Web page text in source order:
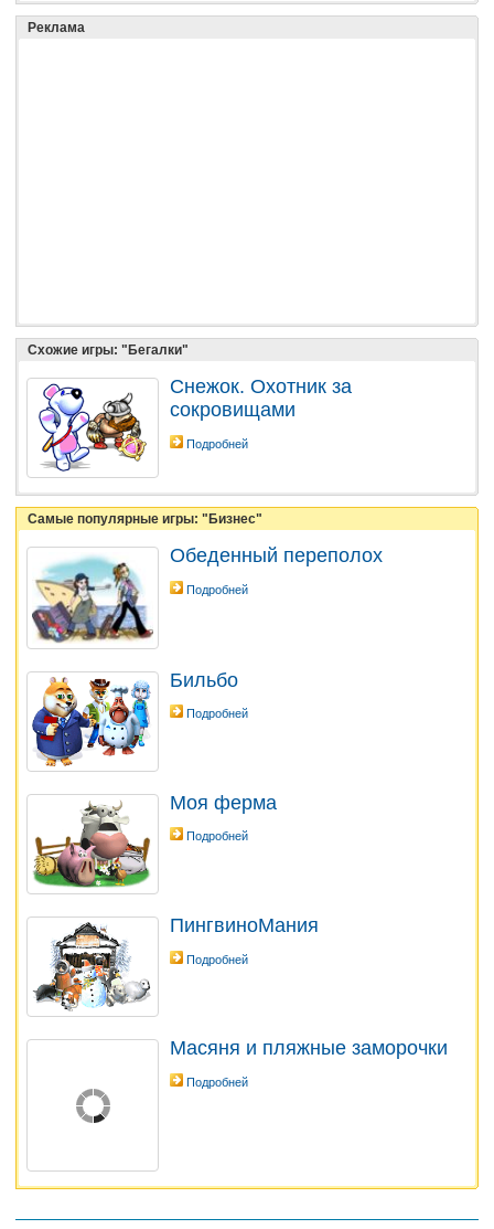
Реклама
Схожие игры: "Бегалки"
Снежок. Охотник за
сокровищами
Подробней
Самые популярные игры: "Бизнес"
Обеденный переполох
Подробней
Бильбо
Подробней
Моя ферма
Подробней
ПингвиноМания
Подробней
Масяня и пляжные заморочки
Подробней